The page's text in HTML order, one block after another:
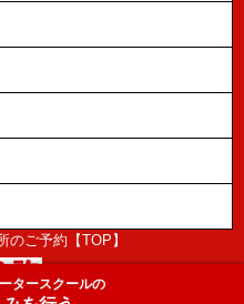
タースクールの
のご予約【TOP】